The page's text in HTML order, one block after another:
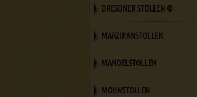
DRESDNER STOLLEN ®
MARZIPANSTOLLEN
MANDELSTOLLEN
MOHNSTOLLEN